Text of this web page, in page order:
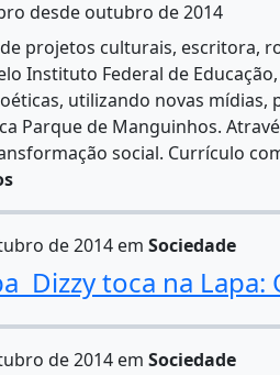
desde outubro de 2014
projetos culturais, escritora,
Instituto Federal de
utilizando novas
Parque de Manguinhos.
social. Currículo
de 2014 em Sociedade
 Dizzy toca na
de 2014 em Sociedade